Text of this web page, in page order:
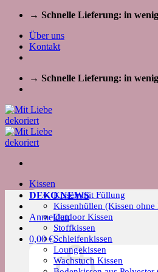
Zum
springen
→ Schnelle Lieferung: in
Über uns
Kontakt
→ Schnelle Lieferung: in
Kissen
Kissen mit Füllung
Kissenhüllen (Kissen
Outdoor Kissen
Stoffkissen
Schleifenkissen
Loungekissen
Wachstuch Kissen
DEKO NEWS
Anmelden
0,00€